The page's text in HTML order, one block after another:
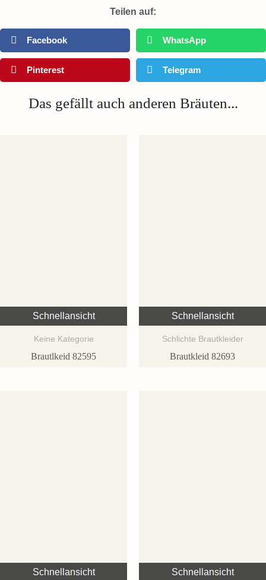
Teilen auf:
Facebook WhatsApp
Pinterest Telegram
Das gefällt auch anderen Bräuten...
Schnellansicht
Keine Kategorie
Brautlkeid 82595
Schnellansicht
Schlichte Brautkleider
Brautkleid 82693
Schnellansicht Schnellansicht